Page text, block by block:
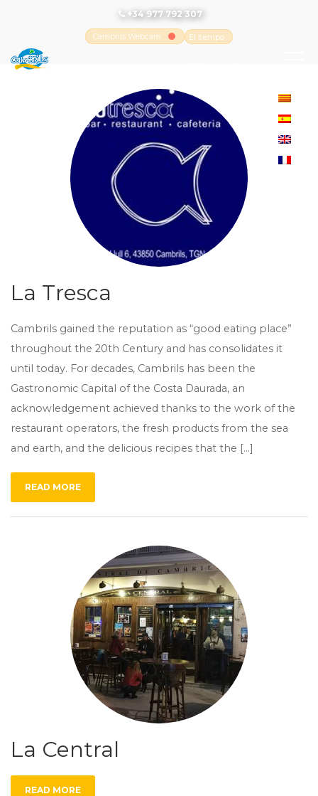
+34 977 792 307
Cambrils Webcam
El tiempo
La Tresca
Cambrils gained the reputation as “good eating place”
throughout the 20th Century and has consolidates it
until today. For decades, Cambrils has been the
Gastronomic Capital of the Costa Daurada, an
acknowledgement achieved thanks to the work of the
restaurant operators, the fresh products from the sea
and earth, and the delicious recipes that the […]
READ MORE
La Central
READ MORE